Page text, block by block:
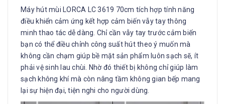
Máy hút mùi LORCA LC 3619 70cm tích hợp tính năng
điều khiển cảm ứng kết hợp cảm biến vẫy tay thông
minh thao tác dễ dàng. Chỉ cần vẫy tay trước cảm biến
bạn có thể điều chỉnh công suất hút theo ý muốn mà
không cần chạm giúp bề mặt sản phẩm luôn sạch sẽ, ít
phải vệ sinh lau chùi. Nhờ đó thiết bị không chỉ giúp làm
sạch không khí mà còn nâng tầm không gian bếp mang
lại sự hiện đại, tiện nghi cho người dùng.